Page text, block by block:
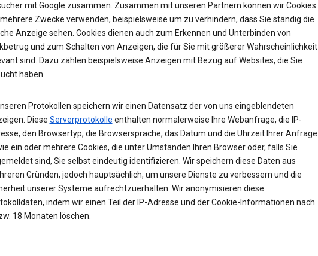
mit Google zusammen. Zusammen mit unseren Partnern können wir Cookies
Zwecke verwenden, beispielsweise um zu verhindern, dass Sie ständig die
Anzeige sehen. Cookies dienen auch zum Erkennen und Unterbinden von
und zum Schalten von Anzeigen, die für Sie mit größerer Wahrscheinlichkeit
sind. Dazu zählen beispielsweise Anzeigen mit Bezug auf Websites, die Sie
haben.
Protokollen speichern wir einen Datensatz der von uns eingeblendeten
Diese Serverprotokolle enthalten normalerweise Ihre Webanfrage, die IP-
den Browsertyp, die Browsersprache, das Datum und die Uhrzeit Ihrer Anfrage
ein oder mehrere Cookies, die unter Umständen Ihren Browser oder, falls Sie
sind, Sie selbst eindeutig identifizieren. Wir speichern diese Daten aus
Gründen, jedoch hauptsächlich, um unsere Dienste zu verbessern und die
unserer Systeme aufrechtzuerhalten. Wir anonymisieren diese
indem wir einen Teil der IP-Adresse und der Cookie-Informationen nach
18 Monaten löschen.